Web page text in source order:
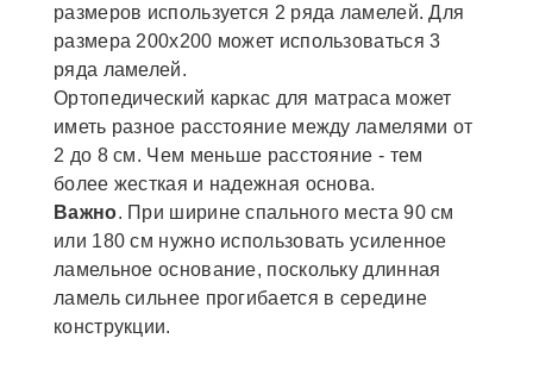
размеров используется 2 ряда ламелей. Для
размера 200х200 может использоваться 3
ряда ламелей.
Ортопедический каркас для матраса может
иметь разное расстояние между ламелями от
2 до 8 см. Чем меньше расстояние - тем
более жесткая и надежная основа.
Важно. При ширине спального места 90 см
или 180 см нужно использовать усиленное
ламельное основание, поскольку длинная
ламель сильнее прогибается в середине
конструкции.